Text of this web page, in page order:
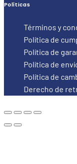
Políticas
Términos y
Política de
Política de
Política de
Política de
Derecho de